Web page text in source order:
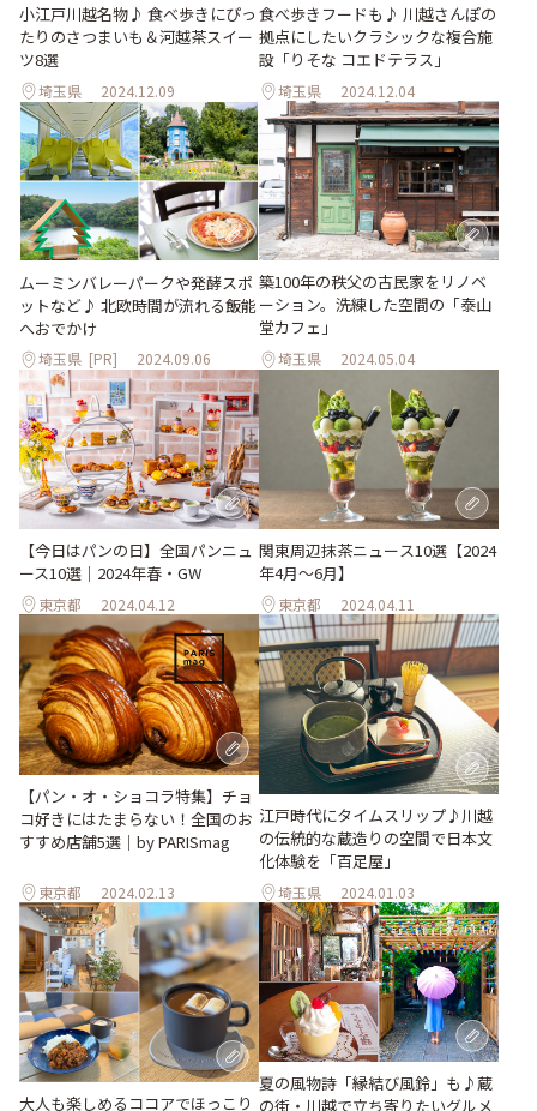
小江戸川越名物♪ 食べ歩きにぴっ
たりのさつまいも＆河越茶スイー
ツ8選
埼玉県 2024.12.09
食べ歩きフードも♪ 川越さんぽの
拠点にしたいクラシックな複合施
設「りそな コエドテラス」
埼玉県 2024.12.04
ムーミンバレーパークや発酵スポ
ットなど♪ 北欧時間が流れる飯能
へおでかけ
埼玉県 [PR] 2024.09.06
築100年の秩父の古民家をリノベ
ーション。洗練した空間の「泰山
堂カフェ」
埼玉県 2024.05.04
【今日はパンの日】全国パンニュ
ース10選｜2024年春・GW
東京都 2024.04.12
関東周辺抹茶ニュース10選【2024
年4月～6月】
東京都 2024.04.11
【パン・オ・ショコラ特集】チョ
コ好きにはたまらない！全国のお
すすめ店舗5選｜by PARISmag
東京都 2024.02.13
江戸時代にタイムスリップ♪川越
の伝統的な蔵造りの空間で日本文
化体験を「百足屋」
埼玉県 2024.01.03
大人も楽しめるココアでほっこり
夏の風物詩「縁結び風鈴」も♪蔵
の街・川越で立ち寄りたいグルメ